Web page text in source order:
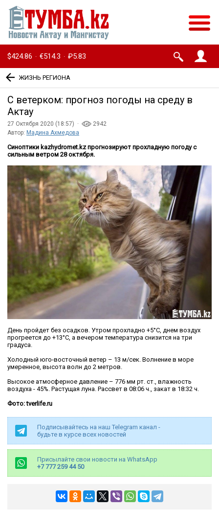
$424.86 · €514.3 · ₽5.83
ЖИЗНЬ РЕГИОНА
С ветерком: прогноз погоды на среду в
Актау
27 Октября 2020 (18:57) ·
2942
Автор: Мадина Ахмедова
Синоптики kazhydromet.kz прогнозируют прохладную погоду с
сильным ветром 28 октября.
День пройдет без осадков. Утром прохладно +5°С, днем воздух
прогреется до +13°С, а вечером температура снизится на три
градуса.
Холодный юго-восточный ветер – 13 м/сек. Волнение в море
умеренное, высота волн до 2 метров.
Высокое атмосферное давление – 776 мм рт. ст., влажность
воздуха - 45%. Растущая луна. Рассвет в 08:06 ч., закат в 18:32 ч.
Фото: tverlife.ru
Подписывайтесь на наш Telegram канал -
будьте в курсе всех новостей
Присылайте свои новости на WhatsApp
+7 777 259 44 50